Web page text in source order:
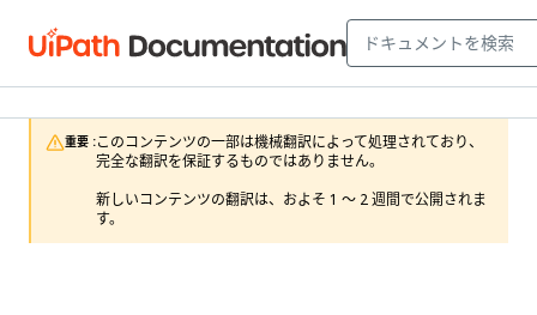
重要 :このコンテンツの一部は機械翻訳によって処理されており、
完全な翻訳を保証するものではありません。
新しいコンテンツの翻訳は、およそ 1 ～ 2 週間で公開されま
す。